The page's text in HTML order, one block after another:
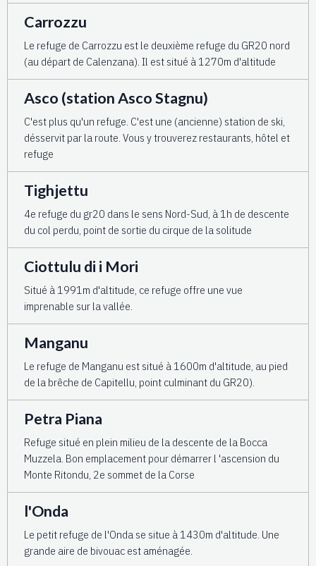
Carrozzu
Le refuge de Carrozzu est le deuxième refuge du GR20 nord
(au départ de Calenzana). Il est situé à 1270m d'altitude
Asco (station Asco Stagnu)
C'est plus qu'un refuge. C'est une (ancienne) station de ski,
désservit par la route. Vous y trouverez restaurants, hôtel et
refuge
Tighjettu
4e refuge du gr20 dans le sens Nord-Sud, à 1h de descente
du col perdu, point de sortie du cirque de la solitude
Ciottulu di i Mori
Situé à 1991m d'altitude, ce refuge offre une vue
imprenable sur la vallée.
Manganu
Le refuge de Manganu est situé à 1600m d'altitude, au pied
de la brêche de Capitellu, point culminant du GR20).
Petra Piana
Refuge situé en plein milieu de la descente de la Bocca
Muzzela. Bon emplacement pour démarrer l 'ascension du
Monte Ritondu, 2e sommet de la Corse
l'Onda
Le petit refuge de l'Onda se situe à 1430m d'altitude. Une
grande aire de bivouac est aménagée.